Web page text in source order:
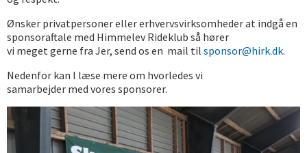
Ønsker privatpersoner eller erhvervsvirksomheder at indgå en
sponsoraftale med Himmelev Rideklub så hører
vi megetgerne fra Jer, send os en mail til sponsor@hirk.dk.
Nedenfor kan I læse mere om hvorledes vi
samarbejder med vores sponsorer.